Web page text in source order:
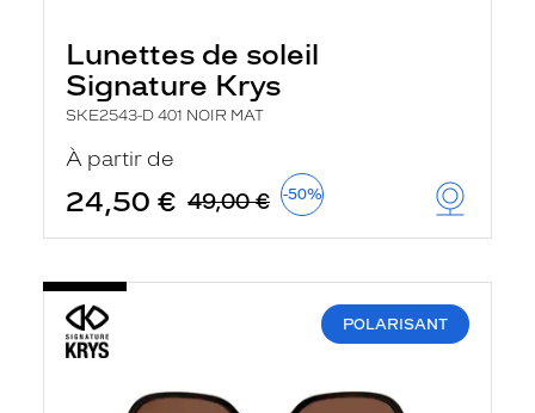
Lunettes de soleil
Signature Krys
SKE2543-D 401 NOIR MAT
À partir de
24,50 € 49,00 € -50%
POLARISANT